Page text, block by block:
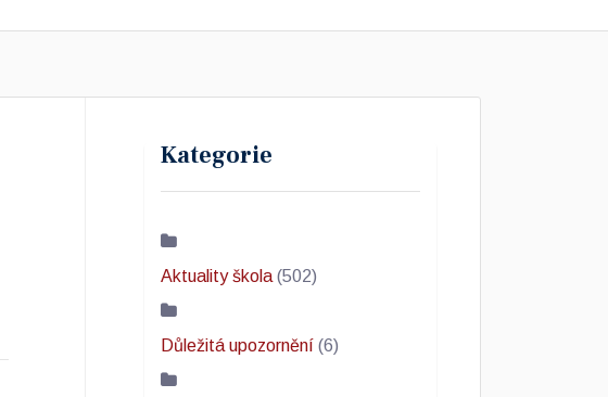
Kategorie
Aktuality škola (502)
Důležitá upozornění (6)